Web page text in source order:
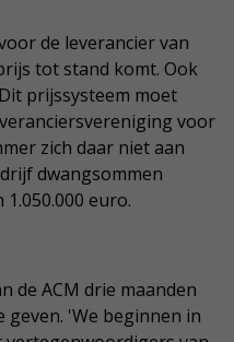
de leverancier van
tot stand komt. Ook
prijssysteem moet
voor
zich daar niet aan
dwangsommen
euro.
de ACM drie maanden
geven. 'We beginnen in